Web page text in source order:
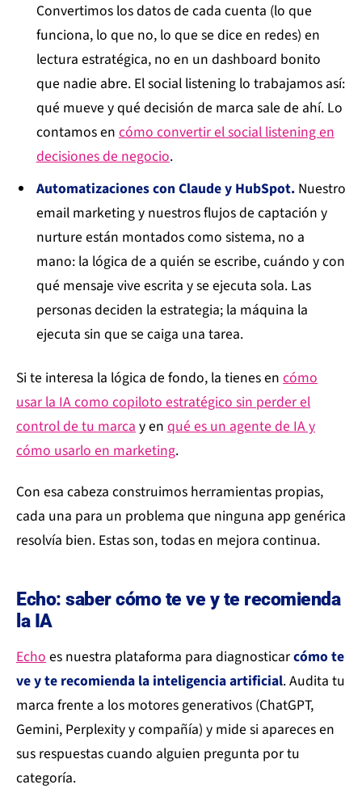
Convertimos los datos de cada cuenta (lo que
funciona, lo que no, lo que se dice en redes) en
lectura estratégica, no en un dashboard bonito
que nadie abre. El social listening lo trabajamos así:
qué mueve y qué decisión de marca sale de ahí. Lo
contamos encómo convertir el social listening en
decisiones de negocio.
Automatizaciones con Claude y HubSpot.Nuestro
email marketing y nuestros flujos de captación y
nurture están montados como sistema, no a
mano: la lógica de a quién se escribe, cuándo y con
qué mensaje vive escrita y se ejecuta sola. Las
personas deciden la estrategia; la máquina la
ejecuta sin que se caiga una tarea.
Si te interesa la lógica de fondo, la tienes en cómo
usar la IA como copiloto estratégico sin perder el
control de tu marca y en qué es un agente de IA y
cómo usarlo en marketing.
Con esa cabeza construimos herramientas propias,
cada una para un problema que ninguna app genérica
resolvía bien. Estas son, todas en mejora continua.
Echo: saber cómo te ve y te recomienda
la IA
Echoes nuestra plataforma para diagnosticarcómo te
ve y te recomienda la inteligencia artificial. Audita tu
marca frente a los motores generativos (ChatGPT,
Gemini, Perplexity y compañía) y mide si apareces en
sus respuestas cuando alguien pregunta por tu
categoría.